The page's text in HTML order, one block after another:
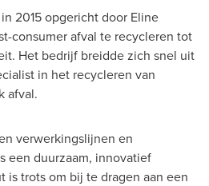
2015 opgericht door Eline
consumer afval te recycleren tot
Het bedrijf breidde zich snel uit
in het recycleren van
afval.
verwerkingslijnen en
een duurzaam, innovatief
is trots om bij te dragen aan een